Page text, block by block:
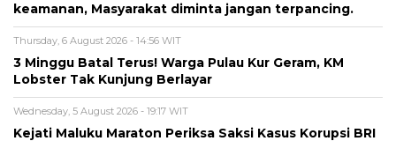
keamanan, Masyarakat diminta jangan terpancing.
Thursday, 6 August 2026 - 14:56 WIT
3 Minggu Batal Terus! Warga Pulau Kur Geram, KM
Lobster Tak Kunjung Berlayar
Wednesday, 5 August 2026 - 19:17 WIT
Kejati Maluku Maraton Periksa Saksi Kasus Korupsi BRI